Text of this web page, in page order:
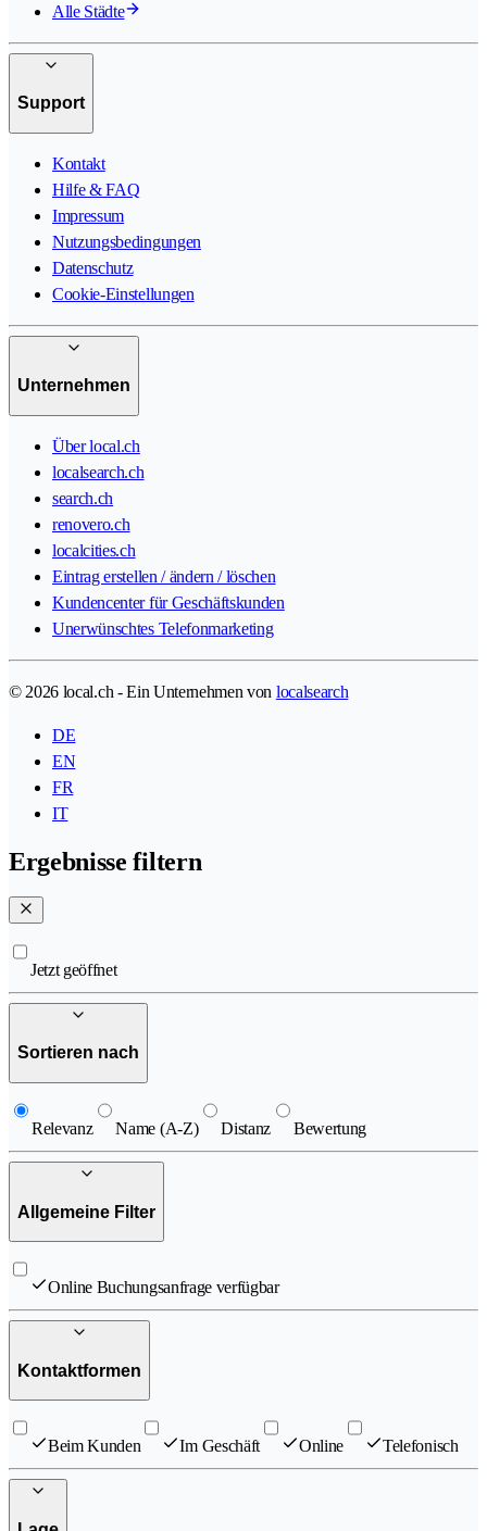
Alle Städte
Support
Kontakt
Hilfe & FAQ
Impressum
Nutzungsbedingungen
Datenschutz
Cookie-Einstellungen
Unternehmen
Über local.ch
localsearch.ch
search.ch
renovero.ch
localcities.ch
Eintrag erstellen / ändern / löschen
Kundencenter für Geschäftskunden
Unerwünschtes Telefonmarketing
© 2026 local.ch - Ein Unternehmen von localsearch
DE
EN
FR
IT
Ergebnisse filtern
Jetzt geöffnet
Sortieren nach
Relevanz Name (A-Z) Distanz Bewertung
Allgemeine Filter
Online Buchungsanfrage verfügbar
Kontaktformen
Beim Kunden Im Geschäft Online Telefonisch